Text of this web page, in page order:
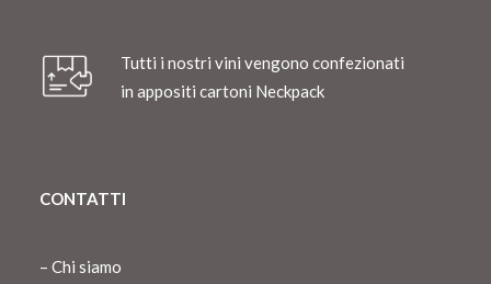
Tutti i nostri vini vengono confezionati
in appositi cartoni Neckpack
CONTATTI
– Chi siamo